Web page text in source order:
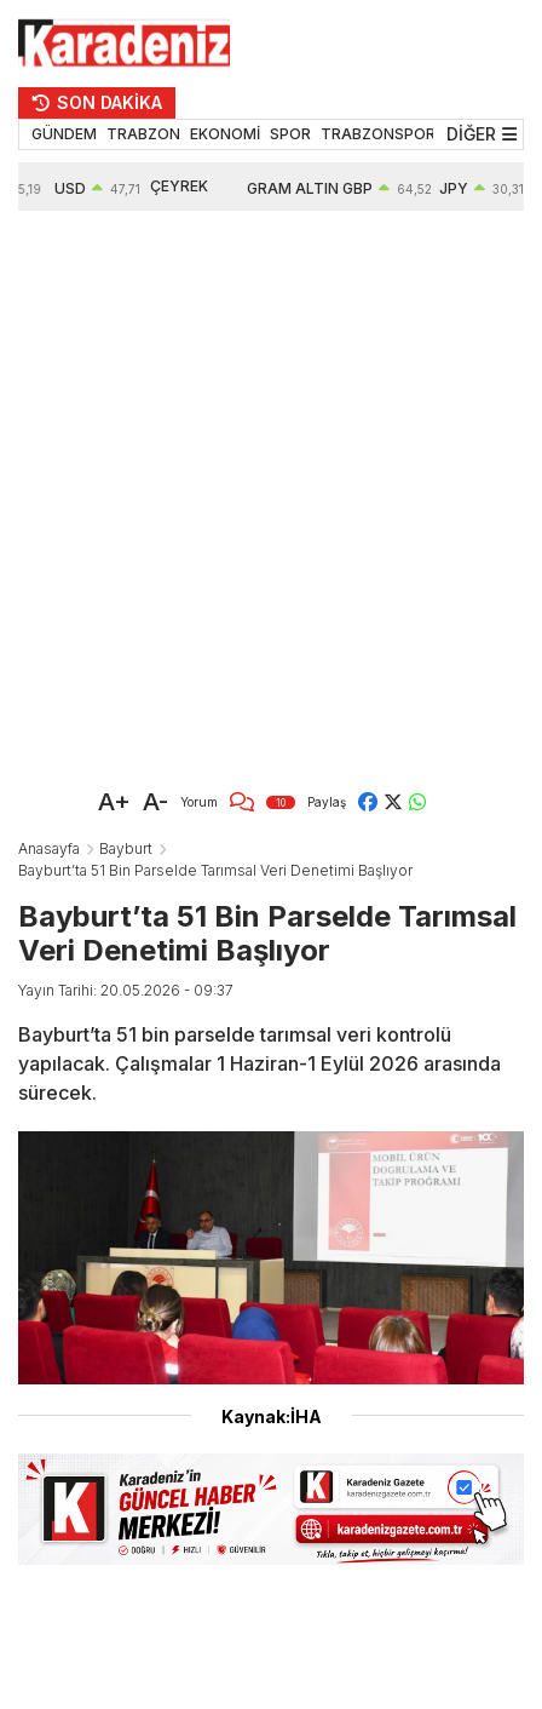
SON DAKİKA
GÜNDEM TRABZON EKONOMİ SPOR TRABZONSPOR TEKNOLOJİ
DİĞER
55,19 USD 47,71 ÇEYREK GRAM ALTIN GBP 64,52 JPY 30,31
A+ A- Yorum 10 Paylaş
Anasayfa
Bayburt
Bayburt’ta 51 Bin Parselde Tarımsal Veri Denetimi Başlıyor
Bayburt’ta 51 Bin Parselde Tarımsal
Veri Denetimi Başlıyor
Yayın Tarihi: 20.05.2026 - 09:37
Bayburt’ta 51 bin parselde tarımsal veri kontrolü
yapılacak. Çalışmalar 1 Haziran-1 Eylül 2026 arasında
sürecek.
Kaynak:İHA